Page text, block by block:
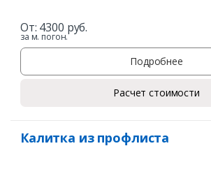
От: 4300 руб.
за м. погон.
Подробнее
Расчет стоимости
Калитка из профлиста